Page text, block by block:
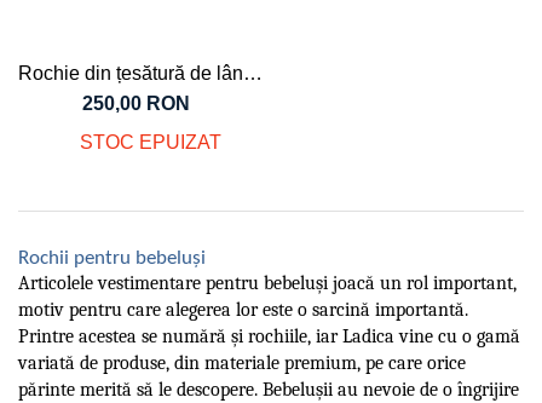
Rochie din țesătură de lână
merinos, vopsită natural cu
plante, pentru fete, M 92
250,00 RON
STOC EPUIZAT
Rochii pentru bebeluși
Articolele vestimentare pentru bebeluși joacă un rol important,
motiv pentru care alegerea lor este o sarcină importantă.
Printre acestea se numără și rochiile, iar Ladica vine cu o gamă
variată de produse, din materiale premium, pe care orice
părinte merită să le descopere. Bebelușii au nevoie de o îngrijire